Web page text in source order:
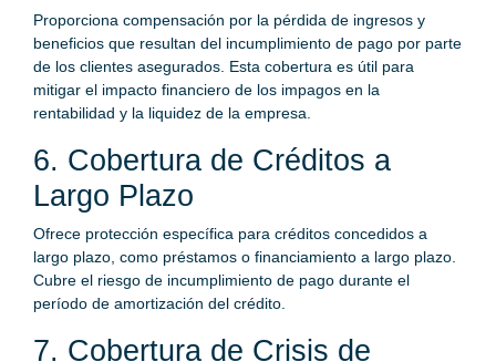
Proporciona compensación por la pérdida de ingresos y
beneficios que resultan del incumplimiento de pago por parte
de los clientes asegurados. Esta cobertura es útil para
mitigar el impacto financiero de los impagos en la
rentabilidad y la liquidez de la empresa.
6. Cobertura de Créditos a
Largo Plazo
Ofrece protección específica para créditos concedidos a
largo plazo, como préstamos o financiamiento a largo plazo.
Cubre el riesgo de incumplimiento de pago durante el
período de amortización del crédito.
7. Cobertura de Crisis de